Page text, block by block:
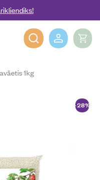
1kg
-28%